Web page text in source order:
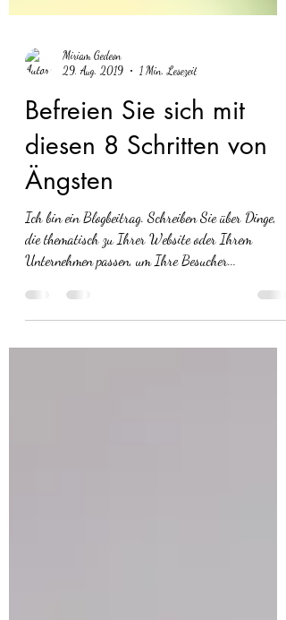
Miriam Gedeon
29. Aug. 2019
1 Min. Lesezeit
Befreien Sie sich mit
diesen 8 Schritten von
Ängsten
Ich bin ein Blogbeitrag. Schreiben Sie über Dinge,
die thematisch zu Ihrer Website oder Ihrem